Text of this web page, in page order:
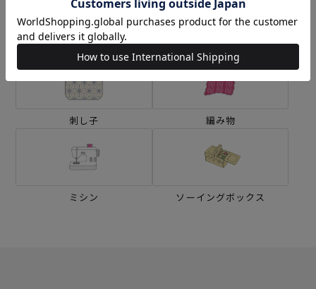
生地 キット
刺し子 編み物
ミシン ソーイングボックス